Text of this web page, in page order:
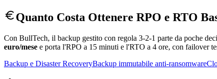
Quanto Costa Ottenere RPO e RTO
Con BullTech, il backup gestito con regola 3-2-1 parte da poche
euro/mese e porta l'RPO a 15 minuti e l'RTO a 4 ore, con failover
Backup e Disaster RecoveryBackup immutabile anti-ransomware